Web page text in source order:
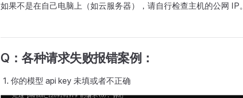
如果不是在自己电脑上（如云服务器），请自行检查主机的公网 IP。
Q：各种请求失败报错案例：
你的模型 api key 未填或者不正确